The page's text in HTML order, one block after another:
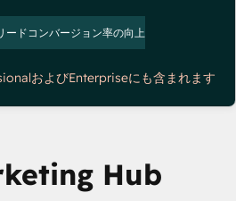
ードコンバージョン率の向上
およびEnterpriseにも含まれます
Hub